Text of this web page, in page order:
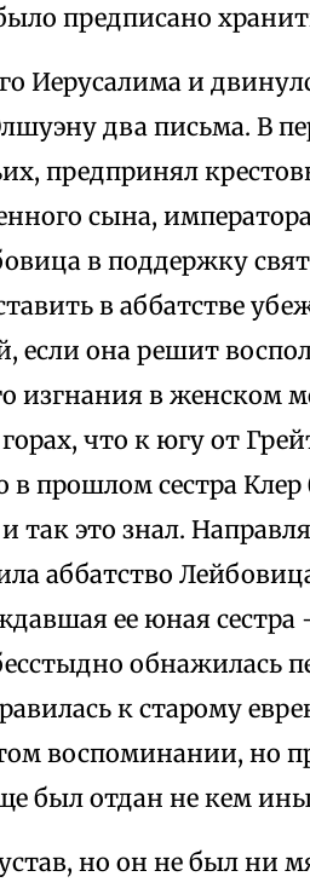
предписано
Иерусалима и
два письма. В
предпринял
сына,
в поддержку
в аббатстве
если она решит
изгнания в женском
что к югу от
прошлом сестра Клер
так это знал.
аббатство
ее юная сестра
обнажилась
к старому
воспоминании, но
был отдан не кем
но он не был ни